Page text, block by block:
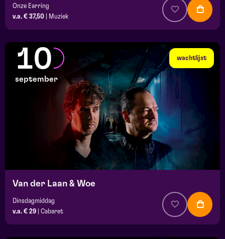
Onze Earring
v.a. € 37,50
Muziek
wachtlijst
10
september
Van der Laan & Woe
Dinsdagmiddag
v.a. € 29
Cabaret